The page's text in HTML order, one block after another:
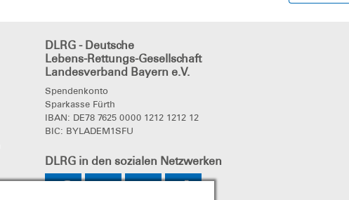
DLRG - Deutsche
Lebens-Rettungs-Gesellschaft
Landesverband Bayern e.V.
Spendenkonto
Sparkasse Fürth
IBAN: DE78 7625 0000 1212 1212 12
BIC: BYLADEM1SFU
DLRG in den sozialen Netzwerken